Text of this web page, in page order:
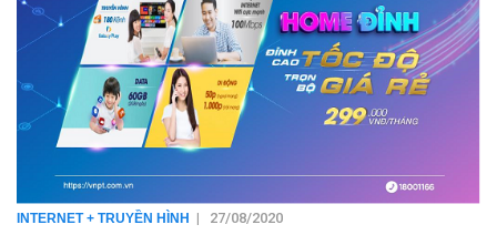
INTERNET + TRUYỀN HÌNH | 27/08/2020